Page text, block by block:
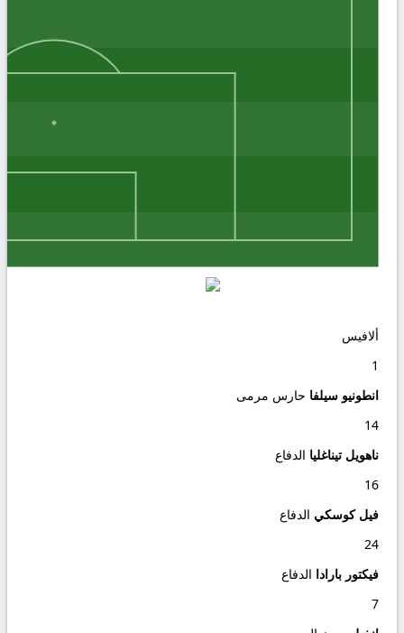
ألافيس
1
انطونيو سيلفا حارس مرمى
14
ناهويل تيناغليا الدفاع
16
فيل كوسكي الدفاع
24
فيكتور بارادا الدفاع
7